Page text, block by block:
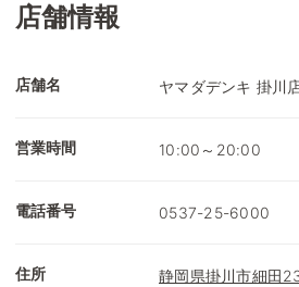
店舗情報
店舗名 ヤマダデンキ 掛川
営業時間 10:00～20:00
電話番号 0537-25-6000
住所 静岡県掛川市細田